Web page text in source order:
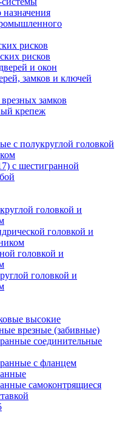
рисков
рисков
и окон
замков и ключей
замков
крепеж
с полукруглой головкой
с шестигранной
головкой и
головкой и
головкой и
головкой и
высокие
врезные (забивные)
соединительные
с фланцем
самоконтрящиеся